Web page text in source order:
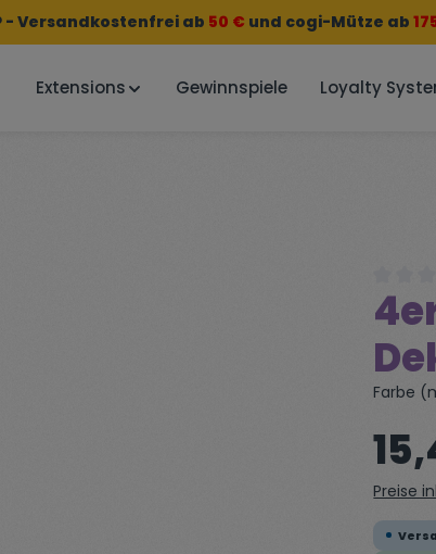
- Versandkostenfrei ab 50 € und cogi-Mütze ab
Extensions Gewinnspiele Loyalty
Farbe
Preise